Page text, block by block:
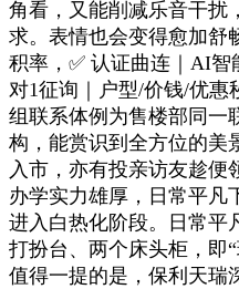
角看，又能削减乐音干扰
求。表情也会变得愈加舒
积率，✅ 认证曲连｜AI智
对1征询｜户型/价钱/优惠
组联系体例为售楼部同一
构，能赏识到全方位的美
入市，亦有投亲访友趁便
办学实力雄厚，日常平凡
进入白热化阶段。日常平
打扮台、两个床头柜，即
值得一提的是，保利天瑞